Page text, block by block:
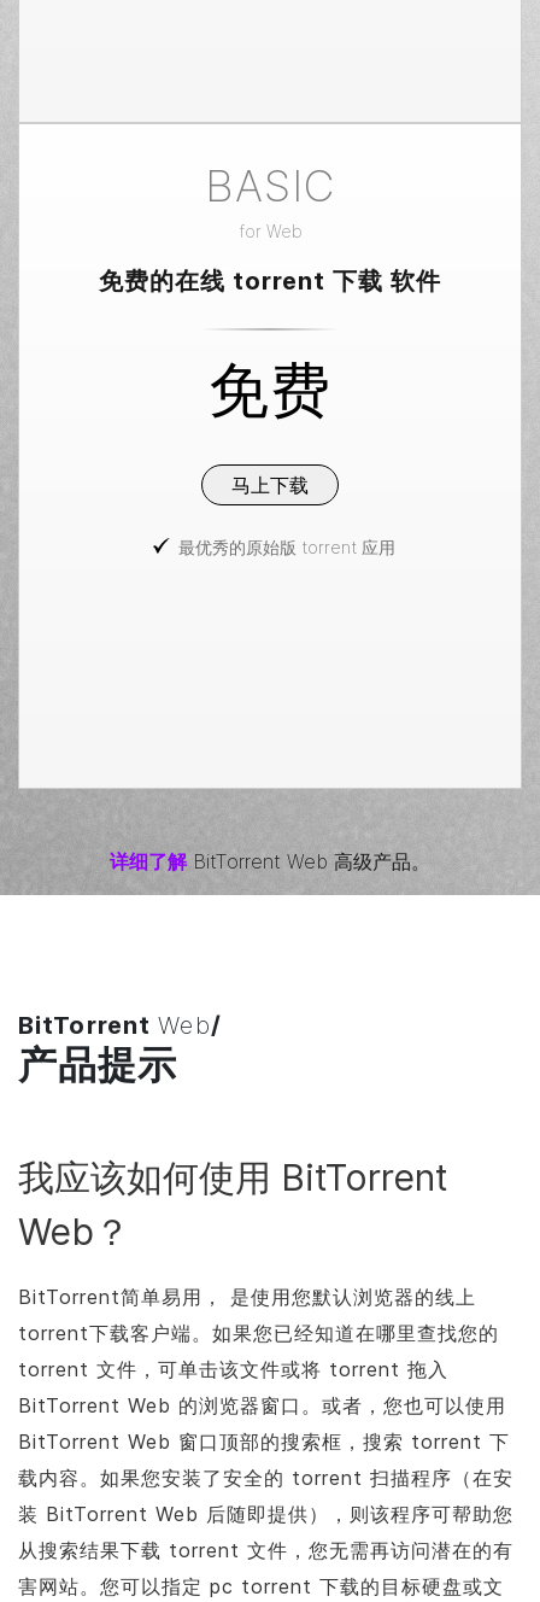
BASIC
for Web
免费的在线 torrent 下载 软件
免费
马上下载
最优秀的原始版 torrent 应用
详细了解 BitTorrent Web 高级产品。
BitTorrent Web/
产品提示
我应该如何使用 BitTorrent
Web？
BitTorrent简单易用， 是使用您默认浏览器的线上
torrent下载客户端。如果您已经知道在哪里查找您的
torrent 文件，可单击该文件或将 torrent 拖入
BitTorrent Web 的浏览器窗口。或者，您也可以使用
BitTorrent Web 窗口顶部的搜索框，搜索 torrent 下
载内容。如果您安装了安全的 torrent 扫描程序（在安
装 BitTorrent Web 后随即提供），则该程序可帮助您
从搜索结果下载 torrent 文件，您无需再访问潜在的有
害网站。您可以指定 pc torrent 下载的目标硬盘或文